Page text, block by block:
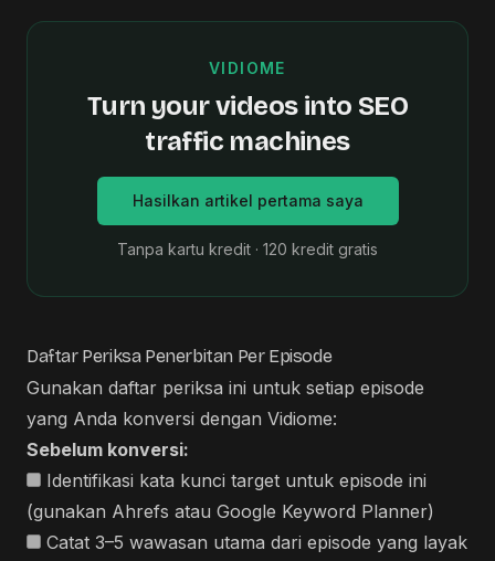
VIDIOME
Turn your videos into SEO
traffic machines
Hasilkan artikel pertama saya
Tanpa kartu kredit · 120 kredit gratis
Daftar Periksa Penerbitan Per Episode
Gunakan daftar periksa ini untuk setiap episode
yang Anda konversi dengan Vidiome:
Sebelum konversi:
Identifikasi kata kunci target untuk episode ini
(gunakan Ahrefs atau Google Keyword Planner)
Catat 3–5 wawasan utama dari episode yang layak